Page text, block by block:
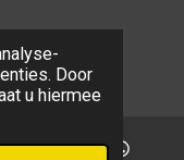
Door
u hiermee